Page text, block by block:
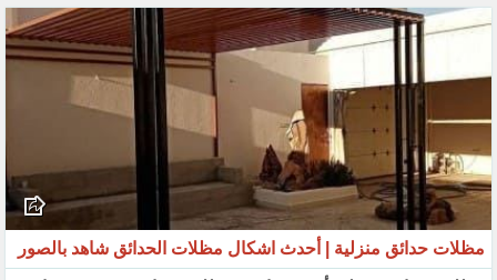
مظلات حدائق منزلية | أحدث اشكال مظلات الحدائق شاهد بالصور